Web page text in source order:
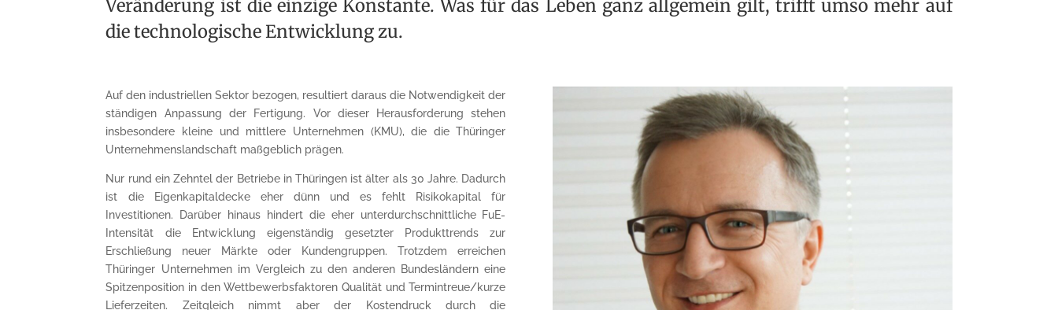
Veränderung ist die einzige Konstante. Was für das Leben ganz allgemein gilt, trifft umso mehr auf
die technologische Entwicklung zu.
Auf den industriellen Sektor bezogen, resultiert daraus die Notwendigkeit der
ständigen Anpassung der Fertigung. Vor dieser Herausforderung stehen
insbesondere kleine und mittlere Unternehmen (KMU), die die Thüringer
Unternehmenslandschaft maßgeblich prägen.
Nur rund ein Zehntel der Betriebe in Thüringen ist älter als 30 Jahre. Dadurch
ist die Eigenkapitaldecke eher dünn und es fehlt Risikokapital für
Investitionen. Darüber hinaus hindert die eher unterdurchschnittliche FuE-
Intensität die Entwicklung eigenständig gesetzter Produkttrends zur
Erschließung neuer Märkte oder Kundengruppen. Trotzdem erreichen
Thüringer Unternehmen im Vergleich zu den anderen Bundesländern eine
Spitzenposition in den Wettbewerbsfaktoren Qualität und Termintreue/kurze
Lieferzeiten. Zeitgleich nimmt aber der Kostendruck durch die